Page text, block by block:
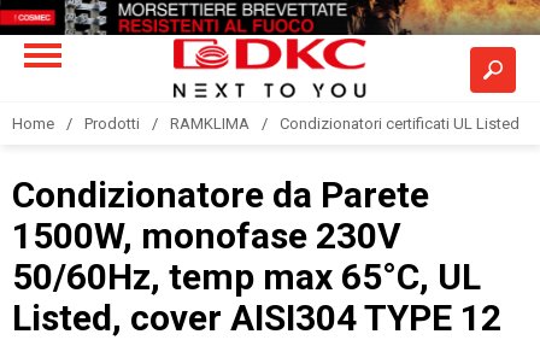
Home Prodotti RAMKLIMA Condizionatori certificati UL Listed
Condizionatore da Parete
1500W, monofase 230V
50/60Hz, temp max 65°C, UL
Listed, cover AISI304 TYPE 12